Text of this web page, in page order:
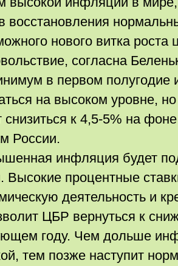
восстановления
нового витка роста
согласна
в первом полугодие
на высоком уровне,
снизиться к 4,5-5% на
России.
инфляция будет
Высокие процентные
деятельность и
ЦБР вернуться к
году. Чем дольше
тем позже наступит